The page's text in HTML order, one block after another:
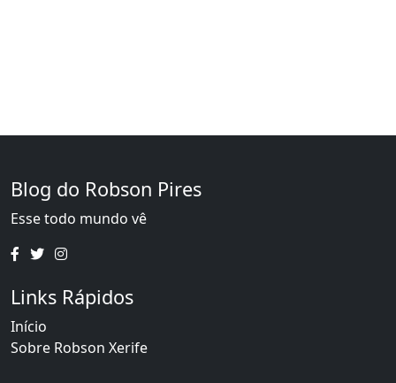
Blog do Robson Pires
Esse todo mundo vê
Links Rápidos
Início
Sobre Robson Xerife